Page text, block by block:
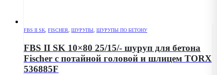
FBS II SK FISCHER ШУРУПЫ ШУРУПЫ ПО БЕТОНУ
FBS II SK 10×80 25/15/- шуруп для бетона
Fischer с потайной головой и шлицем TORX
536885F